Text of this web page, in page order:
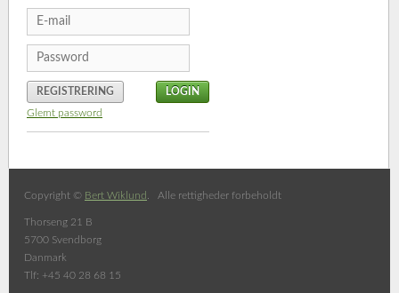
REGISTRERING
Glemt password
Copyright © Bert Wiklund . Alle rettigheder forbeholdt
Thorseng 21 B
5700 Svendborg
Danmark
Tlf: +45 40 28 68 15